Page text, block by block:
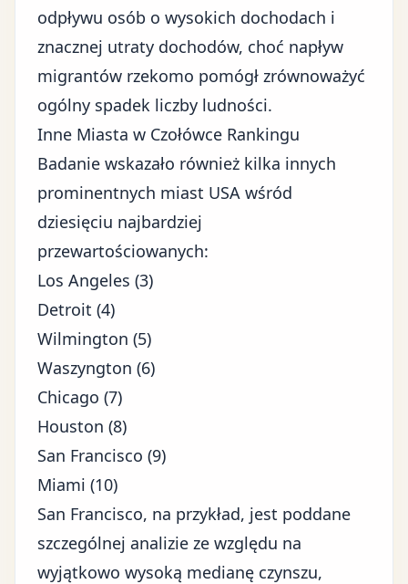
odpływu osób o wysokich dochodach i
znacznej utraty dochodów, choć napływ
migrantów rzekomo pomógł zrównoważyć
ogólny spadek liczby ludności.
Inne Miasta w Czołówce Rankingu
Badanie wskazało również kilka innych
prominentnych miast USA wśród
dziesięciu najbardziej
przewartościowanych:
Los Angeles (3)
Detroit (4)
Wilmington (5)
Waszyngton (6)
Chicago (7)
Houston (8)
San Francisco (9)
Miami (10)
San Francisco, na przykład, jest poddane
szczególnej analizie ze względu na
wyjątkowo wysoką medianę czynszu,